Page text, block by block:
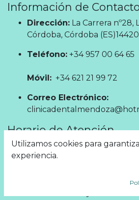
Información de
Dirección: La Carrera nº28,
Córdoba, Córdoba (ES)14420
Teléfono: +34 957 00 64 65
Móvil: +34 621 21 99 72
Correo Electrónico:
Horario de Atención
Lunes:9:30–13:30 y 16:00–19:00
Martes:9:30–13:30 y 16:00–20:00
9:30–13:30 y 16:00–20:00
Utilizamos cookies para
experiencia.